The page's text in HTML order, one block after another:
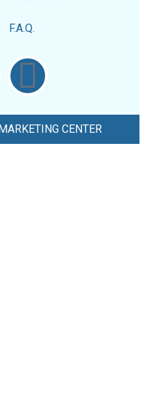
F.A.Q.
CENTER